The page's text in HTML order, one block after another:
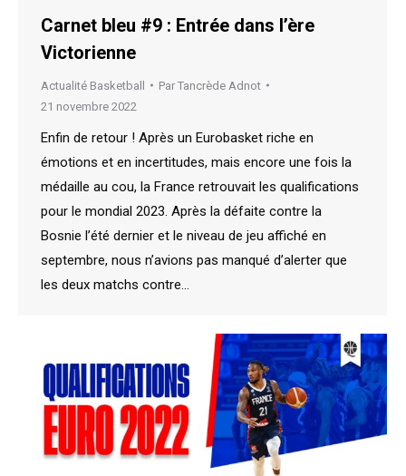
Carnet bleu #9 : Entrée dans l’ère
Victorienne
Actualité Basketball Par Tancrède Adnot
21 novembre 2022
Enfin de retour ! Après un Eurobasket riche en
émotions et en incertitudes, mais encore une fois la
médaille au cou, la France retrouvait les qualifications
pour le mondial 2023. Après la défaite contre la
Bosnie l’été dernier et le niveau de jeu affiché en
septembre, nous n’avions pas manqué d’alerter que
les deux matchs contre…